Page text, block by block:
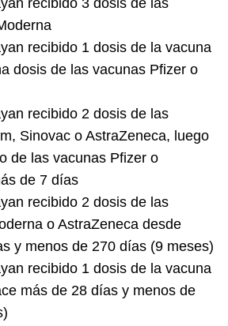
recibido 1 dosis de la vacuna
dosis de las vacunas Pfizer o
recibido 2 dosis de las
Sinovac o AstraZeneca, luego
de las vacunas Pfizer o
de 7 días
recibido 2 dosis de las
o AstraZeneca desde
y menos de 270 días (9 meses)
recibido 1 dosis de la vacuna
más de 28 días y menos de